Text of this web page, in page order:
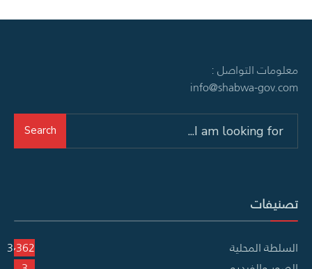
معلومات التواصل :
info@shabwa-gov.com
Search
تصنيفات
السلطة المحلية
3٬362